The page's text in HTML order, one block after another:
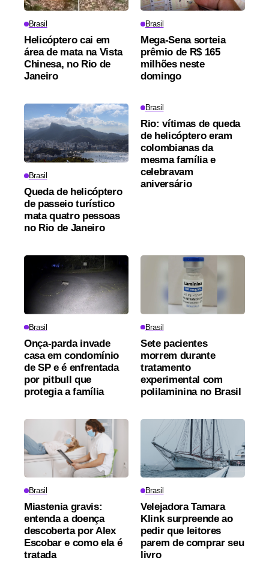
Brasil
Helicóptero cai em
área de mata na Vista
Chinesa, no Rio de
Janeiro
Brasil
Mega-Sena sorteia
prêmio de R$ 165
milhões neste
domingo
Brasil
Queda de helicóptero
de passeio turístico
mata quatro pessoas
no Rio de Janeiro
Brasil
Rio: vítimas de queda
de helicóptero eram
colombianas da
mesma família e
celebravam
aniversário
Brasil
Onça-parda invade
casa em condomínio
de SP e é enfrentada
por pitbull que
protegia a família
Brasil
Sete pacientes
morrem durante
tratamento
experimental com
polilaminina no Brasil
Brasil
Miastenia gravis:
entenda a doença
descoberta por Alex
Escobar e como ela é
tratada
Brasil
Velejadora Tamara
Klink surpreende ao
pedir que leitores
parem de comprar seu
livro